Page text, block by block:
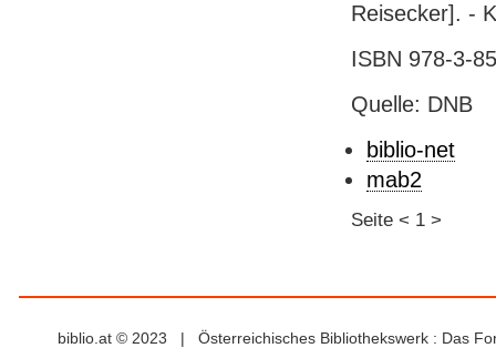
Reisecker]. -
ISBN 978-3-
Quelle: DNB
biblio-net
mab2
Seite < 1 >
biblio.at © 2023 | Österreichisches Bibliothekswerk : Das